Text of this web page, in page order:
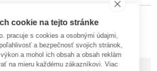
odporúčame dokúpiť aj
cookie na tejto stránke
pracuje s cookies a osobnými údajmi,
a bezpečnosť svojich stránok,
a mohol ich obsah a obsah reklám
na mieru každému zákazníkovi. Viac